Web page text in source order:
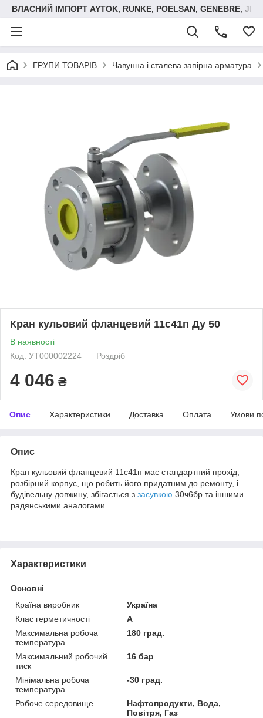
ВЛАСНИЙ ІМПОРТ AYTOK, RUNKE, POELSAN, GENEBRE,
ГРУПИ ТОВАРІВ Чавунна і сталева запірна арматура
Кран кульовий фланцевий 11с41п Ду 50
В наявності
Код: УТ000002224
Роздріб
4 046 ₴
Опис Характеристики Доставка Оплата Умови
Опис
Кран кульовий фланцевий 11с41п має стандартний прохід,
розбірний корпус, що робить його придатним до ремонту, і
будівельну довжину, збігається з засувкою 30ч6бр та іншими
радянськими аналогами.
Характеристики
Основні
Країна виробник
Україна
Клас герметичності
А
Максимальна робоча
температура
180 град.
Максимальний робочий
тиск
16 бар
Мінімальна робоча
температура
-30 град.
Робоче середовище
Нафтопродукти, Вода,
Повітря, Газ